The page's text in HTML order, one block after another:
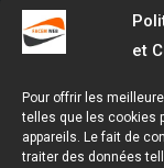
et
Pour offrir les
telles que les cookies
appareils. Le fait de
traiter des données